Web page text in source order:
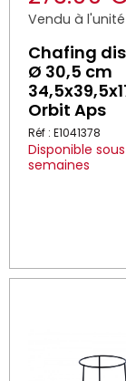
Vendu à l'unité
Chafing
Ø 30,5 cm
Orbit Aps
Réf : E1041378
Disponible
semaines